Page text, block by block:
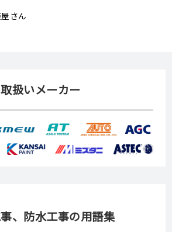
さん
取扱いメーカー
、防水工事の用語集